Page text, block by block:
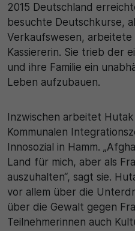
2015 Deutschland
besuchte Deutschkurse,
Verkaufswesen,
Kassiererin. Sie trieb der
und ihre Familie ein
Leben aufzubauen.
Inzwischen arbeitet
Kommunalen
Innosozial in Hamm.
Land für mich, aber als
auszuhalten“, sagt sie.
vor allem über die
über die Gewalt gegen
Teilnehmerinnen auch